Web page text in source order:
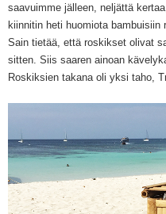
saavuimme jälleen, neljättä
kiinnitin heti huomiota bambuisiin
Sain tietää, että roskikset olivat
sitten. Siis saaren ainoan
Roskiksien takana oli yksi taho,